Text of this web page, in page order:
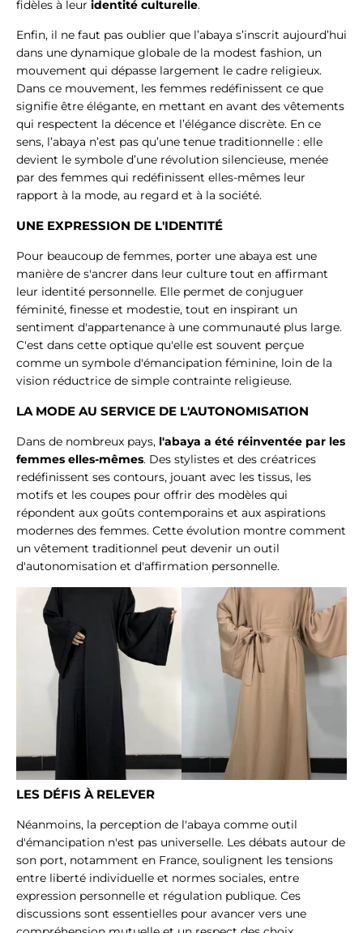
fidèles à leur identité culturelle.
Enfin, il ne faut pas oublier que l’abaya s’inscrit aujourd’hui
dans une dynamique globale de la modest fashion, un
mouvement qui dépasse largement le cadre religieux.
Dans ce mouvement, les femmes redéfinissent ce que
signifie être élégante, en mettant en avant des vêtements
qui respectent la décence et l’élégance discrète. En ce
sens, l’abaya n’est pas qu’une tenue traditionnelle : elle
devient le symbole d’une révolution silencieuse, menée
par des femmes qui redéfinissent elles-mêmes leur
rapport à la mode, au regard et à la société.
UNE EXPRESSION DE L'IDENTITÉ
Pour beaucoup de femmes, porter une abaya est une
manière de s'ancrer dans leur culture tout en affirmant
leur identité personnelle. Elle permet de conjuguer
féminité, finesse et modestie, tout en inspirant un
sentiment d'appartenance à une communauté plus large.
C'est dans cette optique qu'elle est souvent perçue
comme un symbole d'émancipation féminine, loin de la
vision réductrice de simple contrainte religieuse.
LA MODE AU SERVICE DE L'AUTONOMISATION
Dans de nombreux pays, l'abaya a été réinventée par les
femmes elles-mêmes. Des stylistes et des créatrices
redéfinissent ses contours, jouant avec les tissus, les
motifs et les coupes pour offrir des modèles qui
répondent aux goûts contemporains et aux aspirations
modernes des femmes. Cette évolution montre comment
un vêtement traditionnel peut devenir un outil
d'autonomisation et d'affirmation personnelle.
LES DÉFIS À RELEVER
Néanmoins, la perception de l'abaya comme outil
d'émancipation n'est pas universelle. Les débats autour de
son port, notamment en France, soulignent les tensions
entre liberté individuelle et normes sociales, entre
expression personnelle et régulation publique. Ces
discussions sont essentielles pour avancer vers une